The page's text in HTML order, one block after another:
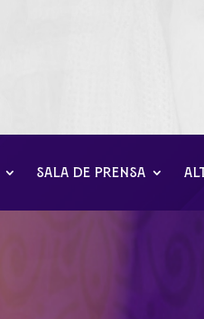
SALA DE PRENSA
Jesús